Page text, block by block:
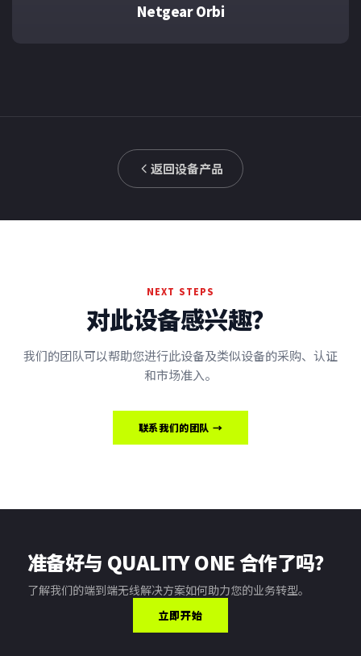
Netgear Orbi
返回设备产品
NEXT STEPS
对此设备感兴趣？
我们的团队可以帮助您进行此设备及类似设备的采购、认证
和市场准入。
联系我们的团队 →
准备好与 QUALITY ONE 合作了吗？
了解我们的端到端无线解决方案如何助力您的业务转型。
立即开始